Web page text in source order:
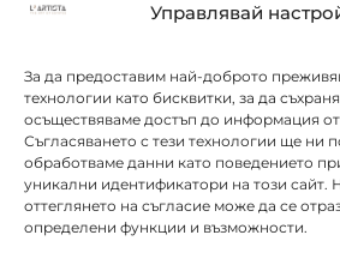
Управлявай
За да предоставим най-доброто
технологии като бисквитки, за да
осъществяваме достъп до информация от
Съгласяването с тези технологии ще ни
обработваме данни като поведението
уникални идентификатори на този сайт.
оттеглянето на съгласие може да се
определени функции и възможности.
0877 888 804
office@leartista.bg